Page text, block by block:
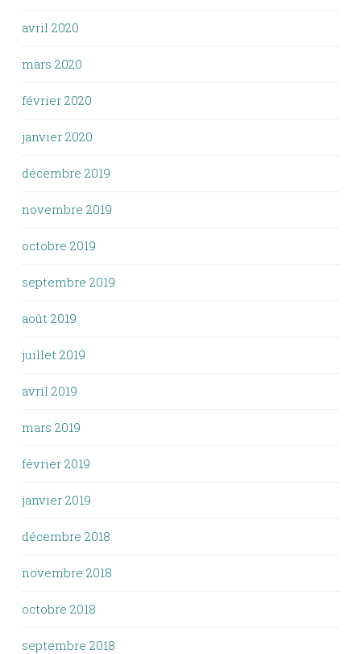
avril 2020
mars 2020
février 2020
janvier 2020
décembre 2019
novembre 2019
octobre 2019
septembre 2019
août 2019
juillet 2019
avril 2019
mars 2019
février 2019
janvier 2019
décembre 2018
novembre 2018
octobre 2018
septembre 2018